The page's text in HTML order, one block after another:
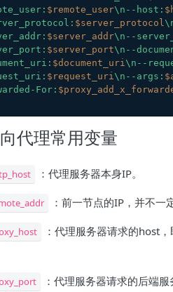
$remote_user\n--host:
$server_protocol
$server_addr\n--
$server_port\n--
$document_uri\n--
$request_uri\n--args:
For:
代理常用变量
：代理服务器本身IP。
：前一节点的IP，并不一
：代理服务器请求的host
：代理服务器请求的后端